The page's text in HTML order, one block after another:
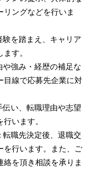
ングなどを行いま
験を踏まえ、キャリア
す。
や強み・経歴の補足な
目線で応募先企業に対
伝い、転職理由や志望
います。
転職先決定後、退職交
を行います。また、ご
絡を頂き相談を承りま